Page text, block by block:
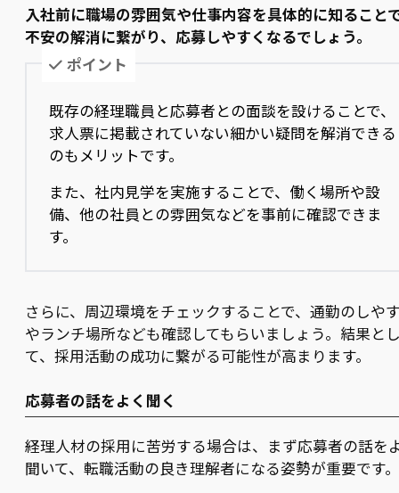
入社前に職場の雰囲気や仕事内容を具体的に知ること
不安の解消に繋がり、応募しやすくなるでしょう。
ポイント
既存の経理職員と応募者との面談を設けることで、
求人票に掲載されていない細かい疑問を解消できる
のもメリットです。
また、社内見学を実施することで、働く場所や設
備、他の社員との雰囲気などを事前に確認できま
す。
さらに、周辺環境をチェックすることで、通勤のしや
やランチ場所なども確認してもらいましょう。結果と
て、採用活動の成功に繋がる可能性が高まります。
応募者の話をよく聞く
経理人材の採用に苦労する場合は、まず応募者の話を
聞いて、転職活動の良き理解者になる姿勢が重要です。